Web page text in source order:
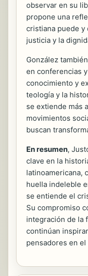
observar en su
propone una
cristiana puede y
justicia y la
González
en conferencias
conocimiento y
teología y la
se extiende más
movimientos
buscan
En resumen,
clave en la
latinoamericana,
huella indeleble
se entiende el
Su compromiso
integración de la
continúan
pensadores en